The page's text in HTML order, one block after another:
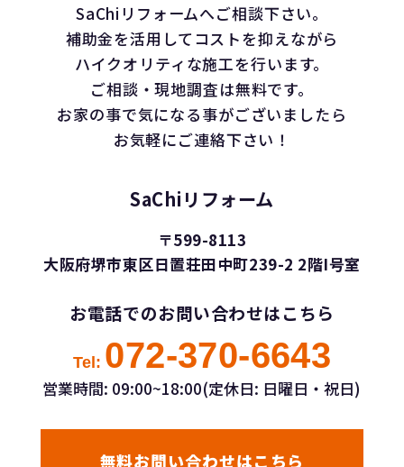
SaChiリフォームへご相談下さい。
補助金を活用してコストを抑えながら
ハイクオリティな施工を行います。
ご相談・現地調査は無料です。
お家の事で気になる事がございましたら
お気軽にご連絡下さい！
SaChiリフォーム
〒599-8113
大阪府堺市東区日置荘田中町239-2 2階I号室
お電話でのお問い合わせはこちら
Tel: 072-370-6643
営業時間: 09:00~18:00(定休日: 日曜日・祝日)
無料お問い合わせはこちら